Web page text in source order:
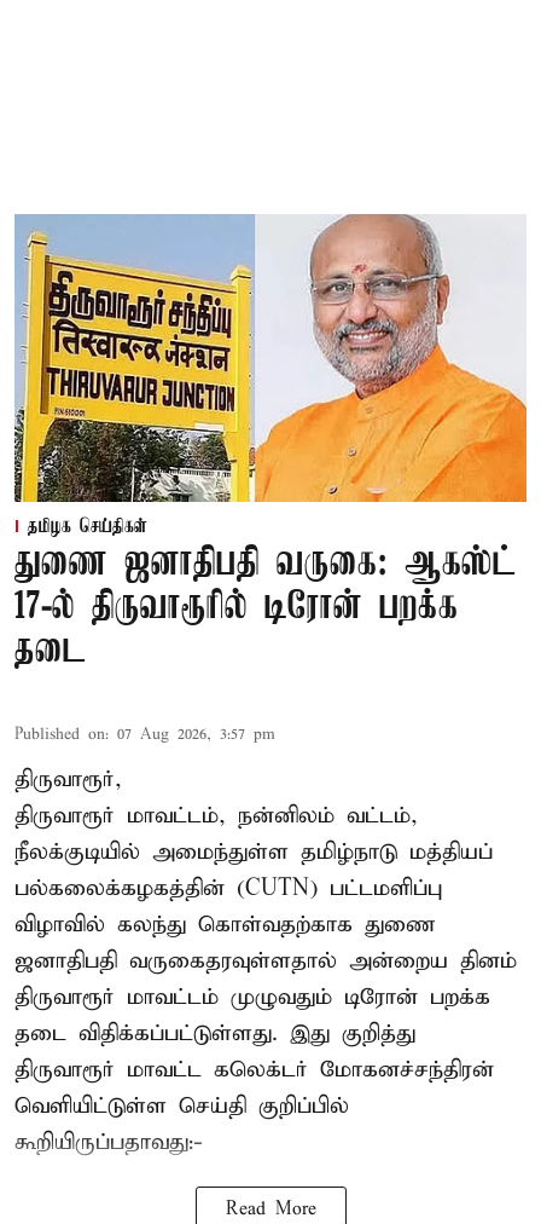
தமிழக செய்திகள்
துணை ஜனாதிபதி வருகை: ஆகஸ்ட்
17-ல் திருவாரூரில் டிரோன் பறக்க
தடை
Published on: 07 Aug 2026, 3:57 pm
திருவாரூர்,
திருவாரூர் மாவட்டம், நன்னிலம் வட்டம்,
நீலக்குடியில் அமைந்துள்ள தமிழ்நாடு மத்தியப்
பல்கலைக்கழகத்தின் (CUTN) பட்டமளிப்பு
விழாவில் கலந்து கொள்வதற்காக துணை
ஜனாதிபதி வருகைதரவுள்ளதால் அன்றைய தினம்
திருவாரூர் மாவட்டம் முழுவதும் டிரோன் பறக்க
தடை விதிக்கப்பட்டுள்ளது. இது குறித்து
திருவாரூர் மாவட்ட கலெக்டர் மோகனச்சந்திரன்
வெளியிட்டுள்ள செய்தி குறிப்பில்
கூறியிருப்பதாவது:-
Read More